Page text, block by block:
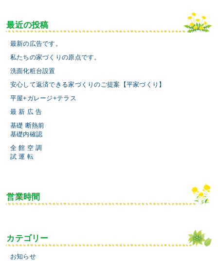
最近の投稿
最新の広告です。
私たちの家づくりの原点です。
洗面化粧台設置
安心して返済できる家づくりのご提案【平家づくり】
平屋+ガレージ+テラス
最 新 広 告
基礎 断熱前
基礎内確認
全 館 空 調
試 運 転
営業時間
カテゴリー
お知らせ